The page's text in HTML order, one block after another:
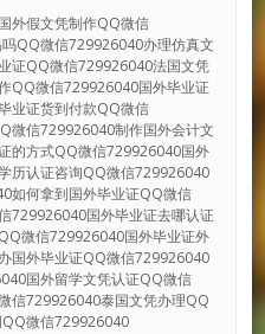
外假文凭制作QQ微信
QQ微信729926040办理仿真文
证QQ微信729926040法国文凭
QQ微信729926040国外毕业证
业证货到付款QQ微信
微信729926040制作国外会计文
的方式QQ微信729926040国外
历认证咨询QQ微信729926040
如何拿到国外毕业证QQ微信
729926040国外毕业证去哪认证
微信729926040国外毕业证外
国外毕业证QQ微信729926040
国外留学文凭认证QQ微信
信729926040泰国文凭办理QQ
微信729926040